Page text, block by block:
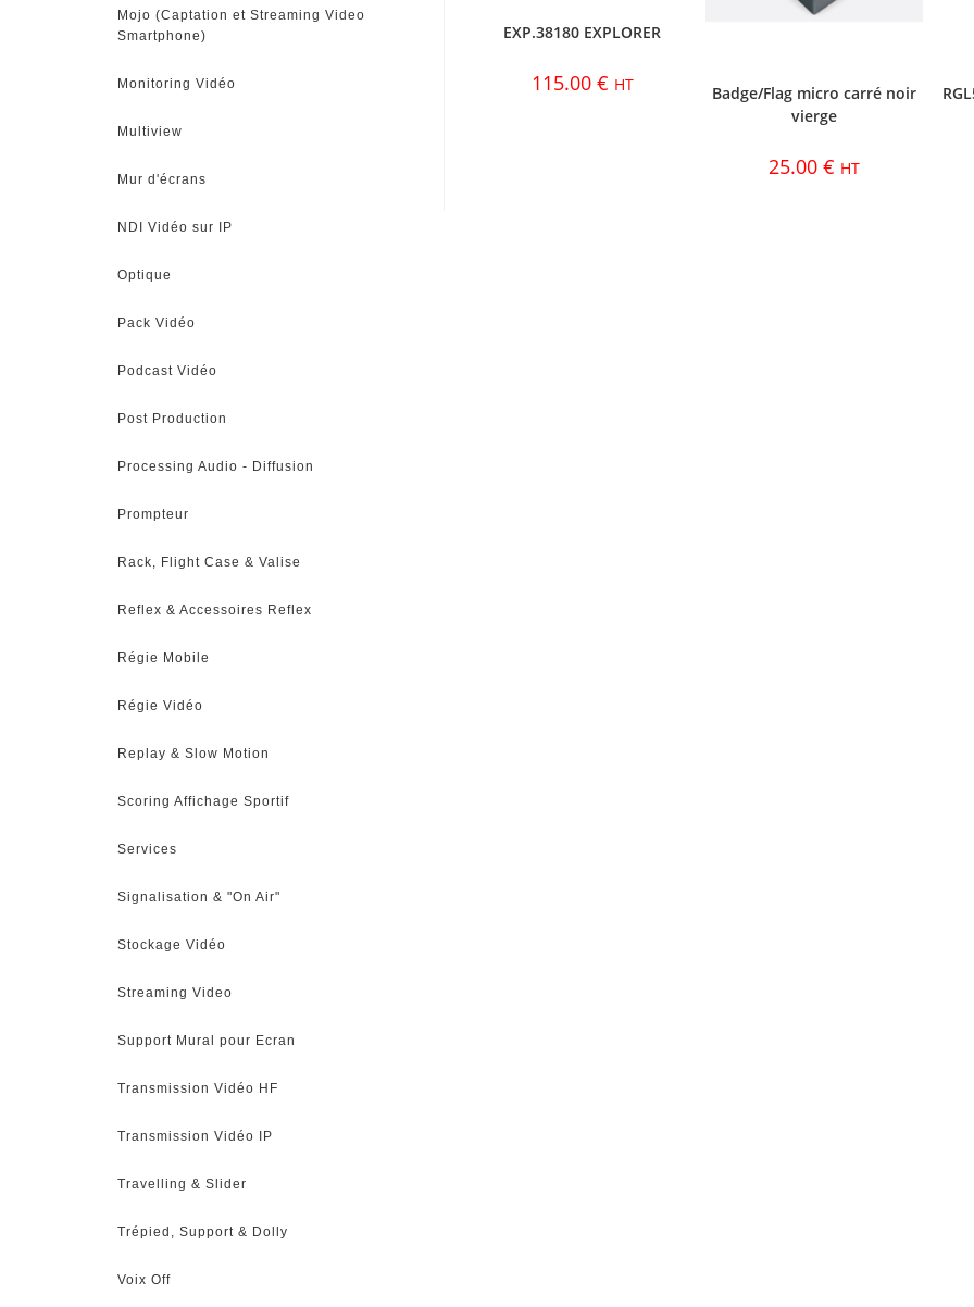
EXP.38180 EXPLORER
115.00 € HT
Badge/Flag micro carré noir
vierge
25.00 € HT
Mojo (Captation et Streaming Video
Smartphone)
Monitoring Vidéo
Multiview
Mur d'écrans
NDI Vidéo sur IP
Optique
Pack Vidéo
Podcast Vidéo
Post Production
Processing Audio - Diffusion
Prompteur
Rack, Flight Case & Valise
Reflex & Accessoires Reflex
Régie Mobile
Régie Vidéo
Replay & Slow Motion
Scoring Affichage Sportif
Services
Signalisation & "On Air"
Stockage Vidéo
Streaming Video
Support Mural pour Ecran
Transmission Vidéo HF
Transmission Vidéo IP
Travelling & Slider
Trépied, Support & Dolly
Voix Off